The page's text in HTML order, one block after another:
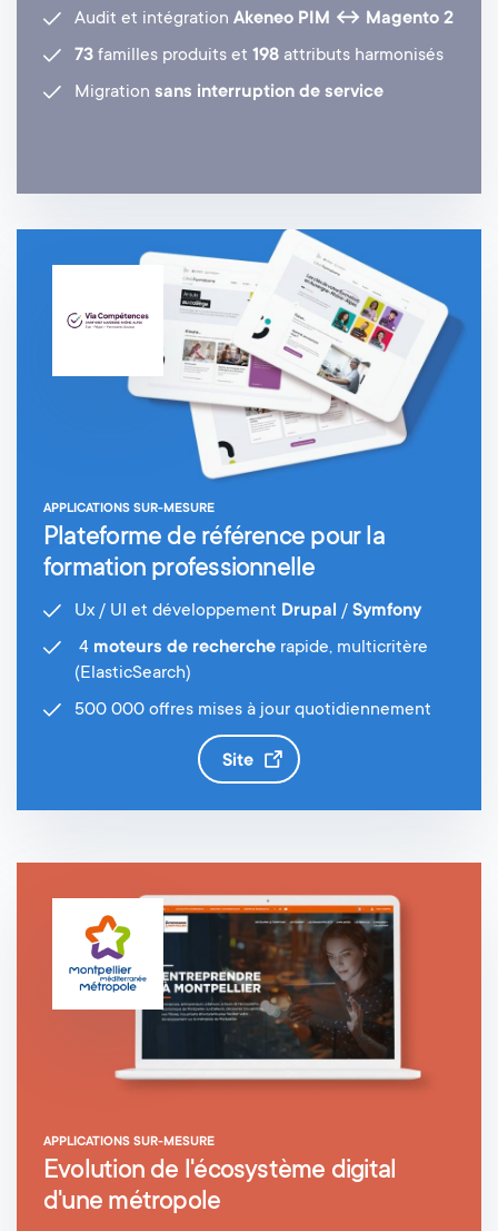
Audit et intégration Akeneo PIM ↔ Magento 2
73 familles produits et 198 attributs harmonisés
Migration sans interruption de service
APPLICATIONS SUR-MESURE
Plateforme de référence pour la
formation professionnelle
Ux / UI et développement Drupal / Symfony
4 moteurs de recherche rapide, multicritère
(ElasticSearch)
500 000 offres mises à jour quotidiennement
site
APPLICATIONS SUR-MESURE
Evolution de l'écosystème digital
d'une métropole